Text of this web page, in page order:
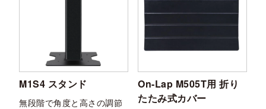
M1S4 スタンド
無段階で角度と高さの調節
On-Lap M505T用 折り
たたみ式カバー